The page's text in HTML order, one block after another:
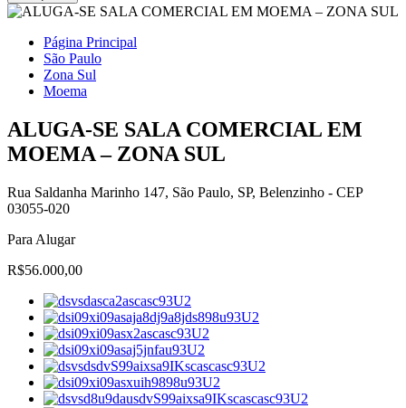
Página Principal
São Paulo
Zona Sul
Moema
ALUGA-SE SALA COMERCIAL EM
MOEMA – ZONA SUL
Rua Saldanha Marinho 147, São Paulo, SP, Belenzinho - CEP
03055-020
Para Alugar
R$56.000,00